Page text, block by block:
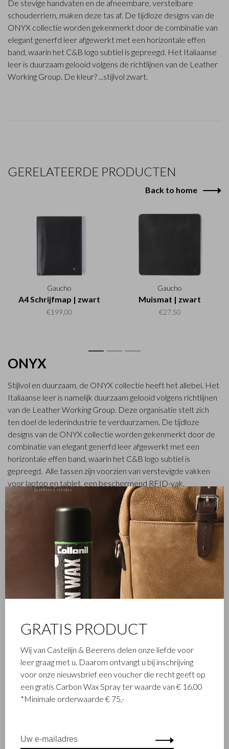
De stevige handvaten en de afneembare, verstelbare
schouderriem, maken deze tas af. De tijdloze designs van de
ONYX collectie worden gekenmerkt door de combinatie van
elegant generfd leer afgewerkt met een horizontale effen
band, waarin het C&B logo subtiel is gepreegd. Het Italiaanse
leer is duurzaam gelooid volgens de richtlijnen van de Leather
Working Group. De kleur? ...stijlvol zwart.
GERELATEERDE PRODUCTEN
Back to home
Gaucho
A4 Schrijfmap | zwart
€199,00
Gaucho
Muismat | zwart
€27,50
1 2 3
ONYX
Stijlvol en duurzaam, de ONYX collectie heeft het allebei. Het
Italiaanse leer is namelijk duurzaam gelooid volgens richtlijnen
van de Leather Working Group. Deze organisatie stelt zich
ten doel de lederindustrie te verduurzamen. De tijdloze
designs van de ONYX collectie worden gekenmerkt door de
combinatie van elegant generfd leer afgewerkt met een
horizontale effen band, waarin het C&B logo subtiel is
gepreegd. Alle tassen zijn voorzien van verstevigde vakken
voor laptop en tablet, een beschermend RFID-vak,
afneembare schouderband en diverse rits- en steekvakken.
De kleur? Stijlvol zwart!
✕
GRATIS PRODUCT
Wij van Castelijn & Beerens delen onze liefde voor
leer graag met u. Daarom ontvangt u bij inschrijving
voor onze nieuwsbrief een voucher die recht geeft op
een gratis Carbon Wax Spray ter waarde van € 16,00
*Minimale orderwaarde € 75,-